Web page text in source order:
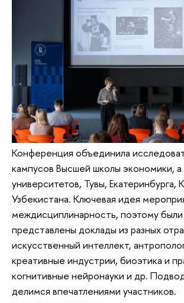
Конференция объединила
кампусов Высшей школы экономики, а
университетов, Тувы, Екатеринбурга,
Узбекистана. Ключевая идея
междисциплинарность, поэтому были
представлены доклады из разных
искусственный интеллект,
креативные индустрии, биоэтика и
когнитивные нейронауки и др.
делимся впечатлениями участников.